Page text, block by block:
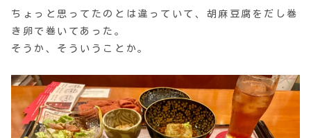
ちょっと思ってたのとは違っていて、胡麻豆腐をだし巻
き卵で巻いてあった。
そうか、そういうことか。